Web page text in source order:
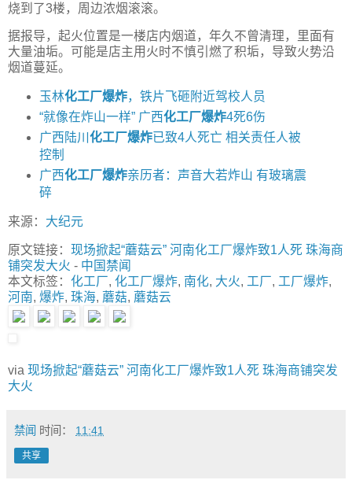
烧到了3楼，周边浓烟滚滚。
据报导，起火位置是一楼店内烟道，年久不曾清理，里面有
大量油垢。可能是店主用火时不慎引燃了积垢，导致火势沿
烟道蔓延。
玉林化工厂爆炸，铁片飞砸附近驾校人员
“就像在炸山一样” 广西化工厂爆炸4死6伤
广西陆川 化工厂爆炸已致4人死亡 相关责任人被
控制
广西化工厂爆炸亲历者：声音大若炸山 有玻璃震
碎
来源： 大纪元
原文链接： 现场掀起“蘑菇云” 河南化工厂爆炸致1人死 珠海商
铺突发大火 - 中国禁闻
本文标签： 化工厂, 化工厂爆炸, 南化, 大火, 工厂, 工厂爆炸,
河南, 爆炸, 珠海, 蘑菇, 蘑菇云
via 现场掀起“蘑菇云” 河南化工厂爆炸致1人死 珠海商铺突发
大火
禁闻 时间： 11:41
共享